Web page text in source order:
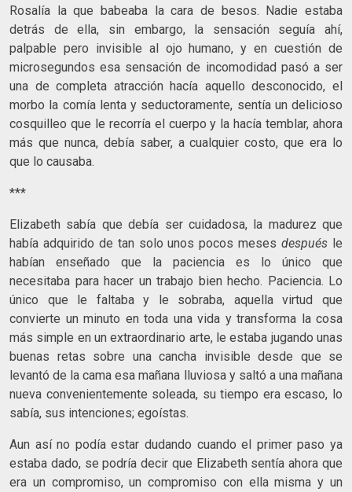
Rosalía la que babeaba la cara de besos. Nadie estaba
detrás de ella, sin embargo, la sensación seguía ahí,
palpable pero invisible al ojo humano, y en cuestión de
microsegundos esa sensación de incomodidad pasó a ser
una de completa atracción hacía aquello desconocido, el
morbo la comía lenta y seductoramente, sentía un delicioso
cosquilleo que le recorría el cuerpo y la hacía temblar, ahora
más que nunca, debía saber, a cualquier costo, que era lo
que lo causaba.
***
Elizabeth sabía que debía ser cuidadosa, la madurez que
había adquirido de tan solo unos pocos mesesdespués le
habían enseñado que la paciencia es lo único que
necesitaba para hacer un trabajo bien hecho. Paciencia. Lo
único que le faltaba y le sobraba, aquella virtud que
convierte un minuto en toda una vida y transforma la cosa
más simple en un extraordinario arte, le estaba jugando unas
buenas retas sobre una cancha invisible desde que se
levantó de la cama esa mañana lluviosa y saltó a una mañana
nueva convenientemente soleada, su tiempo era escaso, lo
sabía, sus intenciones; egoístas.
Aun así no podía estar dudando cuando el primer paso ya
estaba dado, se podría decir que Elizabeth sentía ahora que
era un compromiso, un compromiso con ella misma y un